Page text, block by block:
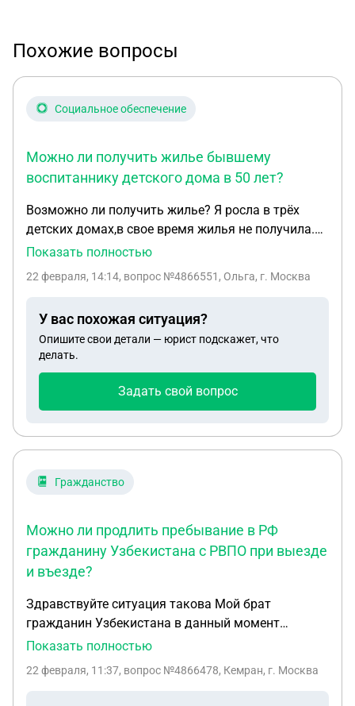
Похожие вопросы
Социальное обеспечение
Можно ли получить жилье бывшему
воспитаннику детского дома в 50 лет?
Возможно ли получить жилье? Я росла в трёх
детских домах,в свое время жилья не получила.
Сейчас мне 50 лет. Куда мне обратиться, чтобы
ли получить жильё в таком возрасте?
Показать полностью
22 февраля, 14:14, вопрос №4866551, Ольга, г. Москва
У вас похожая ситуация?
Опишите свои детали — юрист подскажет, что
делать.
Задать свой вопрос
Гражданство
Можно ли продлить пребывание в РФ
гражданину Узбекистана с РВПО при выезде
и въезде?
Здравствуйте ситуация такова Мой брат
гражданин Узбекистана в данный момент
находится в России на основании РВПО тоесть
отпуске сроком до 31 марта. Учится не планирует,
Показать полностью
22 февраля, 11:37, вопрос №4866478, Кемран, г. Москва